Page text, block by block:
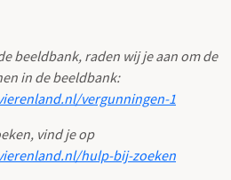
beeldbank, raden wij je aan om de
in de beeldbank:
vergunningen-1
vind je op
hulp-bij-zoeken